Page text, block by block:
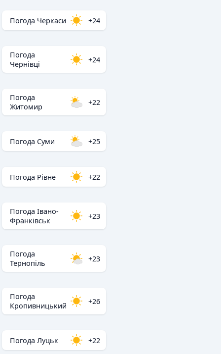
Погода Черкаси +24
Погода
Чернівці
+24
Погода
Житомир
+22
Погода Суми +25
Погода Рівне +22
Погода Івано-
Франківськ
+23
Погода
Тернопіль
+23
Погода
Кропивницький
+26
Погода Луцьк +22